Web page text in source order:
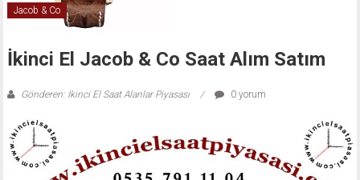
Jacob & Co
İkinci El Jacob & Co Saat Alım Satım
Gönderen: İkinci El Saat Alanlar Piyasası 0 yorum